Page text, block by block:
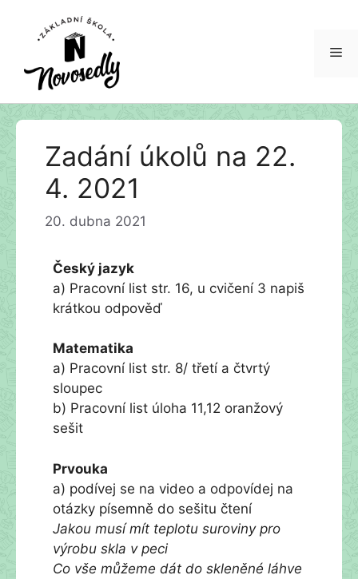
Přeskočit
Zadání úkolů na 22.
4. 2021
20. dubna 2021
Český jazyk
a) Pracovní list str. 16, u cvičení 3 napiš
krátkou odpověď
Matematika
a) Pracovní list str. 8/ třetí a čtvrtý
sloupec
b) Pracovní list úloha 11,12 oranžový
sešit
Prvouka
a) podívej se na video a odpovídej na
otázky písemně do sešitu čtení
Jakou musí mít teplotu suroviny pro
výrobu skla v peci
Co vše můžeme dát do skleněné láhve